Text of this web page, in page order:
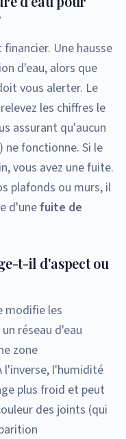
Une hausse
d'eau, alors que
vous alerter. Le
les chiffres le
assurant qu'aucun
ne fonctionne. Si le
vous avez une fuite.
plafonds ou murs, il
d'unefuite de
t-il d'aspect ou
modifie les
réseau d'eau
zone
l'inverse, l'humidité
plus froid et peut
des joints (qui